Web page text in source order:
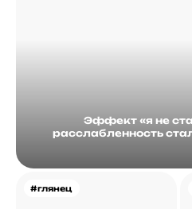
Эффект «я не
расслабленность
#глянец